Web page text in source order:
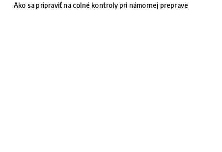
Ako sa pripraviť na colné kontroly pri námornej preprave